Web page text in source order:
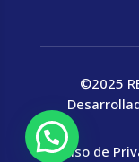
©2025
Aviso de